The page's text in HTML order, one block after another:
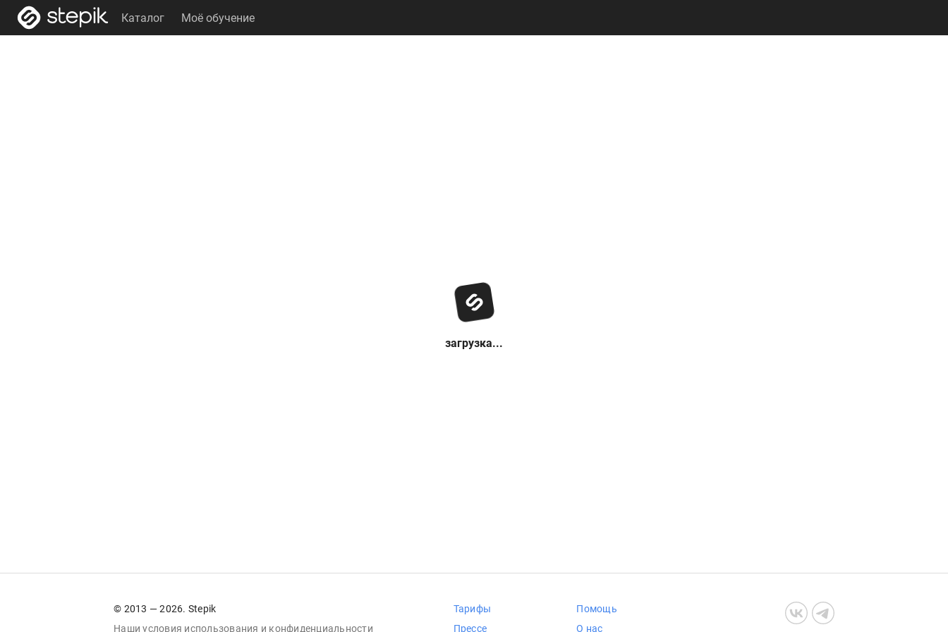
Каталог Моё обучение
загрузка...
© 2013 — 2026. Stepik
Наши условия использования и конфиденциальности
Тарифы
Прессе
Помощь
О нас